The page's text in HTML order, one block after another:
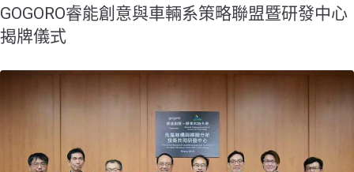
GOGORO睿能創意與車輛系策略聯盟暨研發中心
揭牌儀式